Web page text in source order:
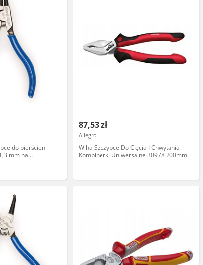
do pierścieni
mm na
87,53 zł
Allegro
Wiha Szczypce Do Cięcia I Chwytania
Kombinerki Uniwersalne 30978 200mm